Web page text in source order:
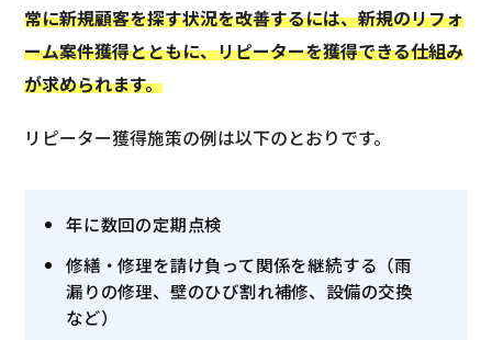
常に新規顧客を探す状況を改善するには、新規のリフォ
ーム案件獲得とともに、リピーターを獲得できる仕組み
が求められます。
リピーター獲得施策の例は以下のとおりです。
年に数回の定期点検
修繕・修理を請け負って関係を継続する（雨
漏りの修理、壁のひび割れ補修、設備の交換
など）